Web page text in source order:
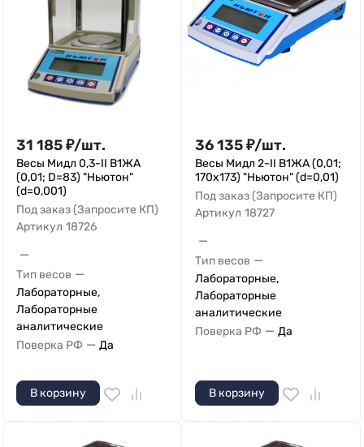
31 185₽/шт.
Весы Мидл 0,3-II В1ЖА
(0,01; D=83) "Ньютон"
(d=0,001)
Под заказ (Запросите КП)
Артикул 18726
—
Тип весов —
Лабораторные,
Лабораторные
аналитические
Поверка РФ — Да
В корзину
36 135₽/шт.
Весы Мидл 2-II В1ЖА (0,01;
170x173) "Ньютон" (d=0,01)
Под заказ (Запросите КП)
Артикул 18727
—
Тип весов —
Лабораторные,
Лабораторные
аналитические
Поверка РФ — Да
В корзину